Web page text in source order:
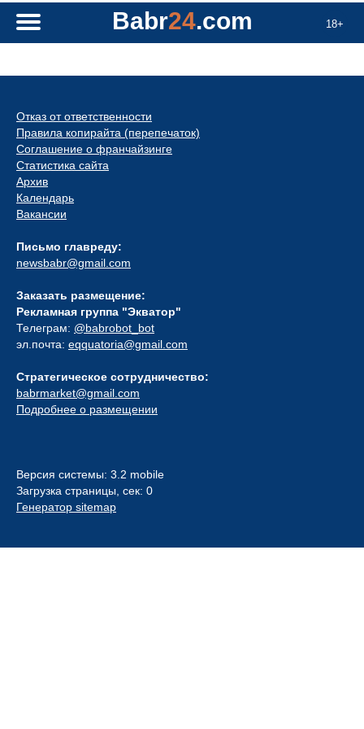
18+
Babr24.com
Отказ от ответственности
Правила копирайта (перепечаток)
Соглашение о франчайзинге
Статистика сайта
Архив
Календарь
Вакансии
Письмо главреду:
newsbabr@gmail.com
Заказать размещение:
Рекламная группа "Экватор"
Телеграм: @babrobot_bot
эл.почта: eqquatoria@gmail.com
Стратегическое сотрудничество:
babrmarket@gmail.com
Подробнее о размещении
Версия системы: 3.2 mobile
Загрузка страницы, сек: 0
Генератор sitemap